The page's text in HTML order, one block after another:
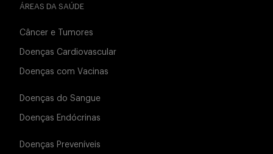
ÁREAS DA SAÚDE
Câncer e Tumores
Doenças Cardiovascular
Doenças com Vacinas
Doenças do Sangue
Doenças Endócrinas
Doenças Preveníveis